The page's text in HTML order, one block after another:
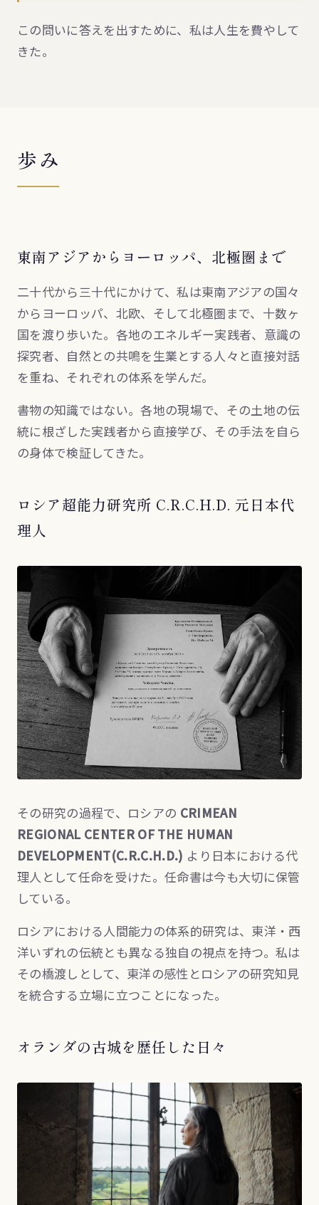
この問いに答えを出すために、私は人生を費やして
きた。
歩み
東南アジアからヨーロッパ、北極圏まで
二十代から三十代にかけて、私は東南アジアの国々
からヨーロッパ、北欧、そして北極圏まで、十数ヶ
国を渡り歩いた。各地のエネルギー実践者、意識の
探究者、自然との共鳴を生業とする人々と直接対話
を重ね、それぞれの体系を学んだ。
書物の知識ではない。各地の現場で、その土地の伝
統に根ざした実践者から直接学び、その手法を自ら
の身体で検証してきた。
ロシア超能力研究所 C.R.C.H.D. 元日本代
理人
その研究の過程で、ロシアの CRIMEAN
REGIONAL CENTER OF THE HUMAN
DEVELOPMENT(C.R.C.H.D.) より日本における代
理人として任命を受けた。任命書は今も大切に保管
している。
ロシアにおける人間能力の体系的研究は、東洋・西
洋いずれの伝統とも異なる独自の視点を持つ。私は
その橋渡しとして、東洋の感性とロシアの研究知見
を統合する立場に立つことになった。
オランダの古城を歴任した日々